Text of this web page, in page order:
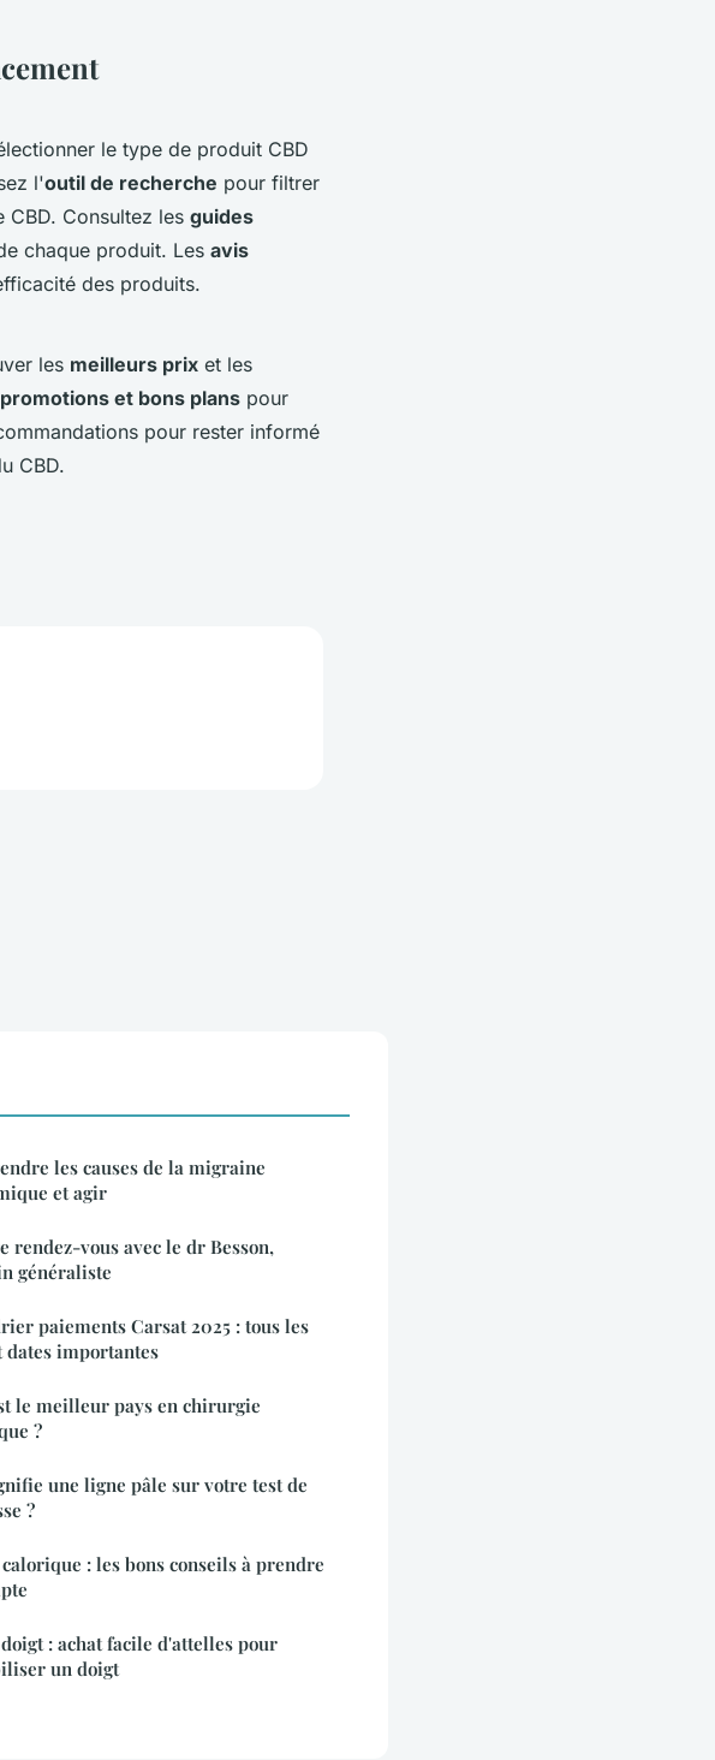
le type de produit CBD
l'outil de recherche pour filtrer
Consultez les guides
chaque produit. Les avis
des produits.
les meilleurs prix et les
promotions et bons plans pour
pour rester informé
CBD.
les causes de la migraine
et agir
rendez-vous avec le dr Besson,
généraliste
paiements Carsat 2025 : tous les
dates importantes
le meilleur pays en chirurgie
?
une ligne pâle sur votre test de
?
: les bons conseils à prendre
: achat facile d'attelles pour
un doigt